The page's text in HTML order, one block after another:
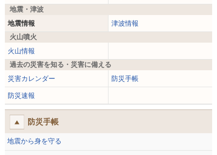
地震・津波
地震情報
津波情報
火山噴火
火山情報
過去の災害を知る・災害に備える
災害カレンダー
防災手帳
防災速報
防災手帳
地震から身を守る